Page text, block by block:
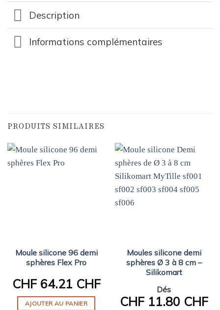
Description
Informations complémentaires
PRODUITS SIMILAIRES
Moule silicone 96 demi
sphères Flex Pro
CHF64.21 CHF
AJOUTER AU PANIER
Moules silicone demi
sphères Ø 3 à 8 cm –
Silikomart
Dés
CHF11.80 CHF